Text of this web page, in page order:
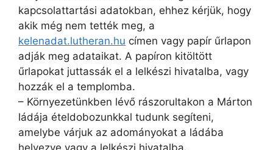
kapcsolattartási adatokban, ehhez kérjük, hogy
akik még nem tették meg, a
kelenadat.lutheran.hu címen vagy papír űrlapon
adják meg adataikat. A papíron kitöltött
űrlapokat juttassák el a lelkészi hivatalba, vagy
hozzák el a templomba.
– Környezetünkben lévő rászorultakon a Márton
ládája ételdobozunkkal tudunk segíteni,
amelybe várjuk az adományokat a ládába
helyezve vagy a lelkészi hivatalba.